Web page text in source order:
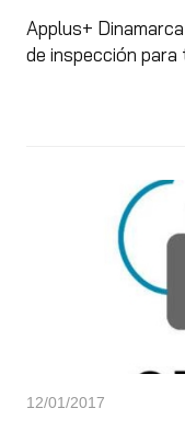
Applus+
de inspección para
12/01/2017